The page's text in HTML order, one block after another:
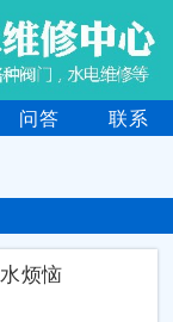
问答 联系
烦恼